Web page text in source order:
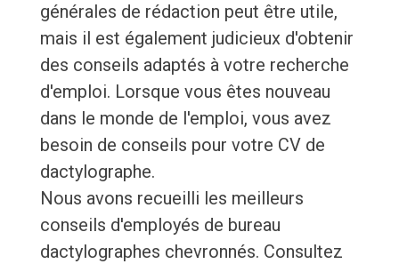
générales de rédaction peut être utile,
mais il est également judicieux d'obtenir
des conseils adaptés à votre recherche
d'emploi. Lorsque vous êtes nouveau
dans le monde de l'emploi, vous avez
besoin de conseils pour votre CV de
dactylographe.
Nous avons recueilli les meilleurs
conseils d'employés de bureau
dactylographes chevronnés. Consultez